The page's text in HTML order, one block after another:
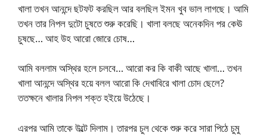
খালা তখন আনন্দে ছটফট করছিল আর বলছিল ইমন খুব ভাল লাগছে। আমি
তখন তার নিপল দুটো চুষতে শুরু করেছি। খালা বলছে অনেকদিন পর কেঊ
চুষছে… আহ উহ আরো জোরে চোষ…
আমি বললাম অস্থির হলে চলবে… আরো কর কি বাকী আছে খালা… তখন
খালা আনন্দে অস্থির হয়ে বলল আরো কি দেখাবিরে খালা চোদ ছেলে?
ততক্ষনে খালার নিপল শক্ত হইয়ে উঠেছে।
এরপর আমি তাকে উল্টে দিলাম। তারপর চুল থেকে শুরু করে সারা পিঠে চুমু